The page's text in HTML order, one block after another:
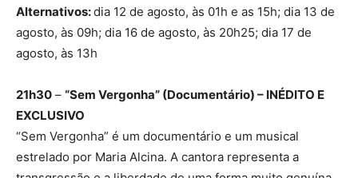
Alternativos:dia 12 de agosto, às 01h e as 15h; dia 13 de
agosto, às 09h; dia 16 de agosto, às 20h25; dia 17 de
agosto, às 13h
21h30 – “Sem Vergonha” (Documentário) – INÉDITO E
EXCLUSIVO
“Sem Vergonha” é um documentário e um musical
estrelado por Maria Alcina. A cantora representa a